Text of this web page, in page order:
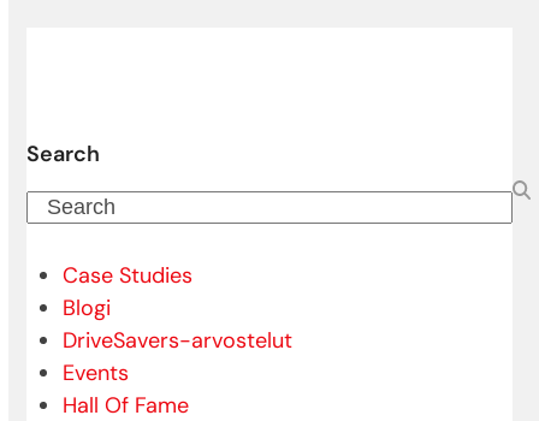
Search
Search
Case Studies
Blogi
DriveSavers-arvostelut
Events
Hall Of Fame